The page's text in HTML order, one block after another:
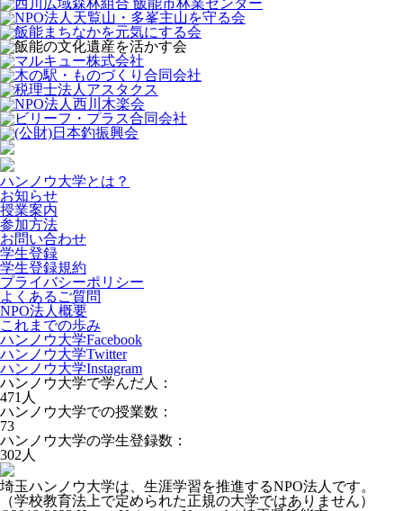
ハンノウ大学とは？
お知らせ
授業案内
参加方法
お問い合わせ
学生登録
学生登録規約
プライバシーポリシー
よくあるご質問
NPO法人概要
これまでの歩み
ハンノウ大学Facebook
ハンノウ大学Twitter
ハンノウ大学Instagram
ハンノウ大学で学んだ人：
471 人
ハンノウ大学での授業数：
73
ハンノウ大学の学生登録数：
302 人
埼玉ハンノウ大学は、生涯学習を推進するNPO法人です。
（学校教育法上で定められた正規の大学ではありません）